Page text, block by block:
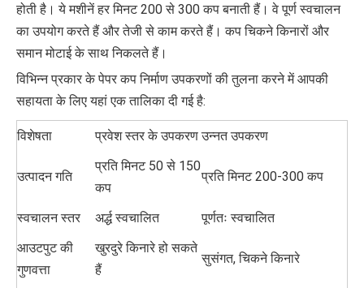
होती है। ये मशीनें हर मिनट 200 से 300 कप बनाती हैं। वे पूर्ण स्वचालन
का उपयोग करते हैं और तेजी से काम करते हैं। कप चिकने किनारों और
समान मोटाई के साथ निकलते हैं।
विभिन्न प्रकार के पेपर कप निर्माण उपकरणों की तुलना करने में आपकी
सहायता के लिए यहां एक तालिका दी गई है:
विशेषता प्रवेश स्तर के उपकरण उन्नत उपकरण
उत्पादन गति
प्रति मिनट 50 से 150
कप
प्रति मिनट 200-300 कप
स्वचालन स्तर अर्द्ध स्वचालित
पूर्णतः स्वचालित
आउटपुट की
गुणवत्ता
खुरदुरे किनारे हो सकते
हैं
सुसंगत, चिकने किनारे